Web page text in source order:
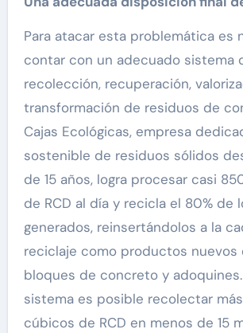
Para atacar esta problemática es
contar con un adecuado sistema
recolección, recuperación,
transformación de residuos de
Cajas Ecológicas, empresa
sostenible de residuos sólidos
de 15 años, logra procesar casi
de RCD al día y recicla el 80% de
generados, reinsertándolos a la
reciclaje como productos nuevos
bloques de concreto y
sistema es posible recolectar
cúbicos de RCD en menos de 15